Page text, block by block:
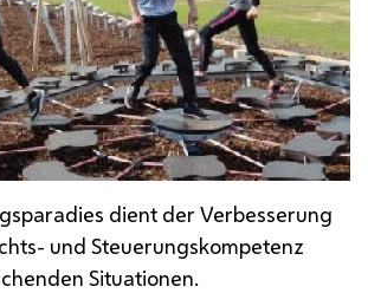
dient der Verbesserung
und Steuerungskompetenz
Situationen.